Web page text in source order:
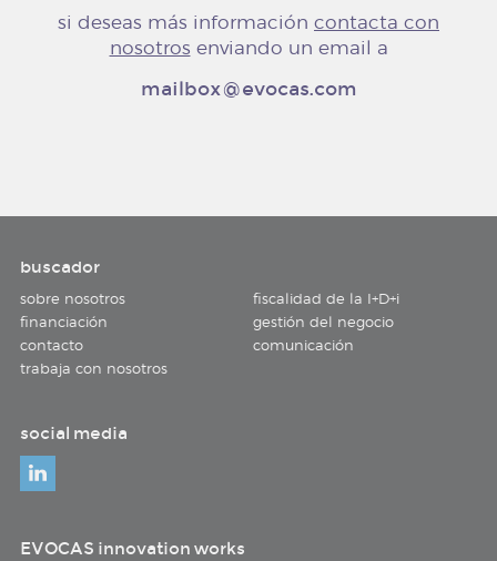
si deseas más información contacta con
nosotros enviando un email a
mailbox@evocas.com
buscador
sobre nosotros
fiscalidad de la I+D+i
financiación
gestión del negocio
contacto
comunicación
trabaja con nosotros
social media
EVOCAS innovation works